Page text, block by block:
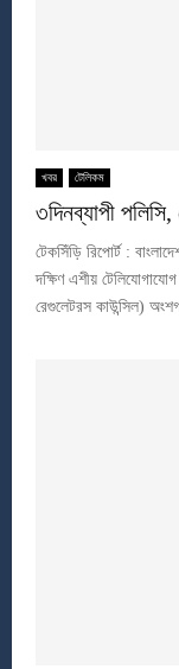
খবর টেলিকম
৩দিনব্যাপী
টেকসিঁড়ি রিপোর্ট :
দক্ষিণ এশীয়
রেগুলেটরস কাউন্সিল)